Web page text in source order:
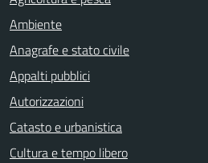
Ambiente
Anagrafe e stato civile
Appalti pubblici
Autorizzazioni
Catasto e urbanistica
Cultura e tempo libero